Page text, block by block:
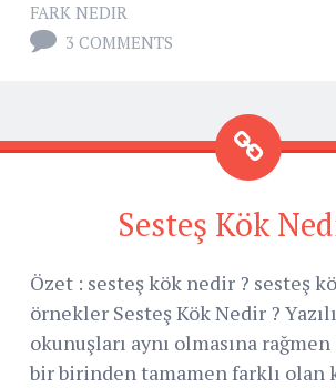
FARK NEDIR
3 COMMENTS
Sesteş Kök
Özet : sesteş kök nedir ? sesteş
örnekler Sesteş Kök Nedir ?
okunuşları aynı olmasına
bir birinden tamamen farklı olan